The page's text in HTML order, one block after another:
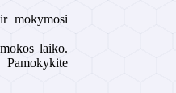
mokymosi
laiko.
Pamokykite